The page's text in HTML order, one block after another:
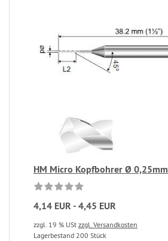
HM Micro Kopfbohrer Ø 0,25mm
4,14 EUR - 4,45 EUR
zzgl. 19 % USt zzgl. Versandkosten
Lagerbestand 200 Stück